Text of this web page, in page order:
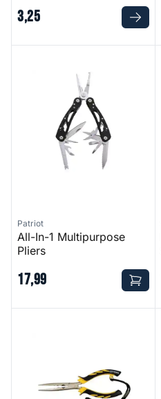
3,25
Patriot
All-In-1 Multipurpose
Pliers
17,99